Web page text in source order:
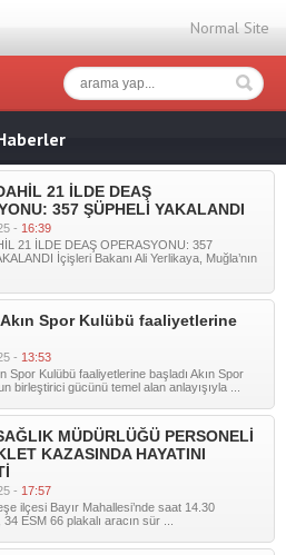
Normal Site
21 İLDE DEAŞ
357 ŞÜPHELİ YAKALANDI
- 16:39
21 İLDE DEAŞ OPERASYONU: 357
İçişleri Bakanı Ali Yerlikaya, Muğla’nın
Spor Kulübü faaliyetlerine
- 13:53
Spor Kulübü faaliyetlerine başladı Akın Spor
birleştirici gücünü temel alan anlayışıyla ...
MÜDÜRLÜĞÜ PERSONELİ
KAZASINDA HAYATINI
- 17:57
ilçesi Bayır Mahallesi’nde saat 14.30
ESM 66 plakalı aracın sür ...